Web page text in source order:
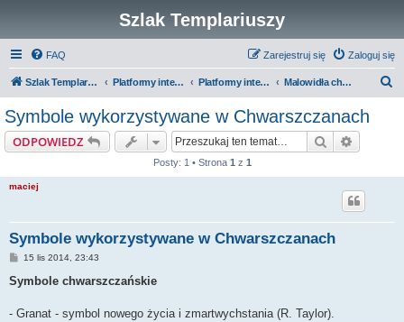
Szlak Templariuszy
FAQ Zaloguj się
Zarejestruj się
Szlak Templariuszy Platformy interaktywne Szlaku Templariuszy Platformy interaktywne - Miejsca związane z Templariuszami Malowidła chwarszczańskie
Symbole wykorzystywane w Chwarszczanach
ODPOWIEDZ Szukaj
Posty: 1 • Strona 1 z 1
maciej
Symbole wykorzystywane w Chwarszczanach
P
s
t
15 lis 2014, 23:43
Symbole chwarszczańskie
- Granat - symbol nowego życia i zmartwychstania (R. Taylor).